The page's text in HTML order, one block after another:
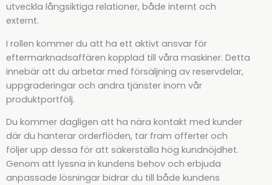
utveckla långsiktiga relationer, både internt och
externt.
I rollen kommer du att ha ett aktivt ansvar för
eftermarknadsaffären kopplad till våra maskiner. Detta
innebär att du arbetar med försäljning av reservdelar,
uppgraderingar och andra tjänster inom vår
produktportfölj.
Du kommer dagligen att ha nära kontakt med kunder
där du hanterar orderflöden, tar fram offerter och
följer upp dessa för att säkerställa hög kundnöjdhet.
Genom att lyssna in kundens behov och erbjuda
anpassade lösningar bidrar du till både kundens